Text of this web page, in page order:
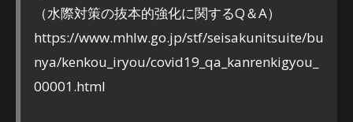
（水際対策の抜本的強化に関するQ＆A）
https://www.mhlw.go.jp/stf/seisakunitsuite/bu
nya/kenkou_iryou/covid19_qa_kanrenkigyou_
00001.html